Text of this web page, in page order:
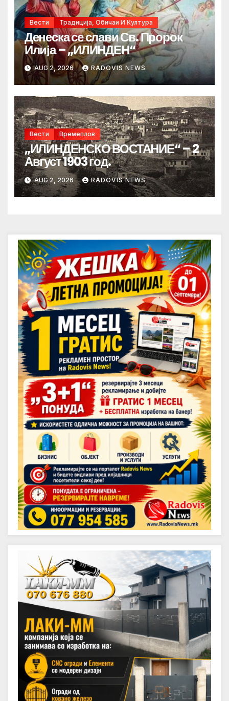
Вести Традиција, Обичаи И Култура
Денеска се слави Св. Пророк
Илија – „ИЛИНДЕН“
AUG 2, 2026 RADOVIS NEWS
Вести Времеплов
„ИЛИНДЕНСКО ВОСТАНИЕ“ – 2
Август 1903 год.
AUG 2, 2026 RADOVIS NEWS